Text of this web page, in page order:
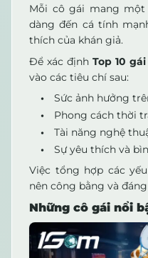
Mỗi cô gái mang một
dàng đến cá tính
thích của khán giả.
Để xác địnhTop 10
vào các tiêu chí sau:
Sức ảnh hưởng
Phong cách thời
Tài năng nghệ
Sự yêu thích và
Việc tổng hợp các
nên công bằng và
Những cô gái nổi